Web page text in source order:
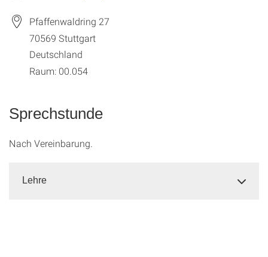
Pfaffenwaldring 27
70569 Stuttgart
Deutschland
Raum: 00.054
Sprechstunde
Nach Vereinbarung.
Lehre